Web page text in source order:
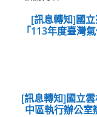
[訊息轉知]國
「113年度臺灣
[訊息轉知]國立
中區執行辦公室